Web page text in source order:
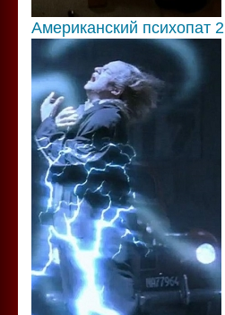
Американский психопат 2